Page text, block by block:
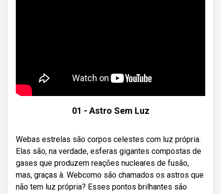
01 - Astro Sem Luz
Webas estrelas são corpos celestes com luz própria.
Elas são, na verdade, esferas gigantes compostas de
gases que produzem reações nucleares de fusão,
mas, graças à. Webcomo são chamados os astros que
não tem luz própria? Esses pontos brilhantes são